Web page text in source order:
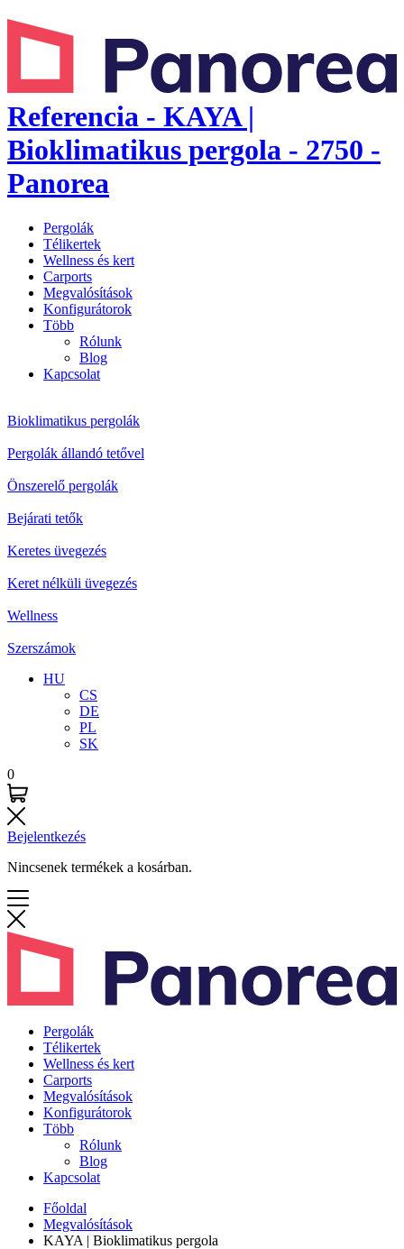
Referencia - KAYA |
Bioklimatikus pergola - 2750 -
Panorea
Pergolák
Télikertek
Wellness és kert
Carports
Megvalósítások
Konfigurátorok
Több
Rólunk
Blog
Kapcsolat
Bioklimatikus pergolák
Pergolák állandó tetővel
Önszerelő pergolák
Bejárati tetők
Keretes üvegezés
Keret nélküli üvegezés
Wellness
Szerszámok
HU
CS
DE
PL
SK
0
Bejelentkezés
Nincsenek termékek a kosárban.
Pergolák
Télikertek
Wellness és kert
Carports
Megvalósítások
Konfigurátorok
Több
Rólunk
Blog
Kapcsolat
Főoldal
Megvalósítások
KAYA | Bioklimatikus pergola